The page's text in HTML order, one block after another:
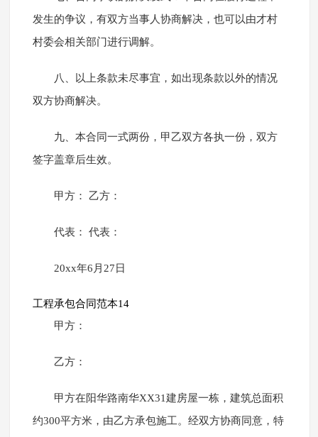
发生的争议，有双方当事人协商解决，也可以由才村
村委会相关部门进行调解。
八、以上条款未尽事宜，如出现条款以外的情况
双方协商解决。
九、本合同一式两份，甲乙双方各执一份，双方
签字盖章后生效。
甲方： 乙方：
代表： 代表：
20xx年6月27日
工程承包合同范本14
甲方：
乙方：
甲方在阳华路南华XX31建房屋一栋，建筑总面积
约300平方米，由乙方承包施工。经双方协商同意，特